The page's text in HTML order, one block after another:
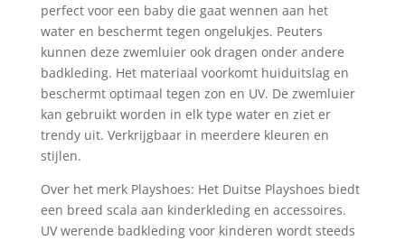
perfect voor een baby die gaat wennen aan het
water en beschermt tegen ongelukjes. Peuters
kunnen deze zwemluier ook dragen onder andere
badkleding. Het materiaal voorkomt huiduitslag en
beschermt optimaal tegen zon en UV. De zwemluier
kan gebruikt worden in elk type water en ziet er
trendy uit. Verkrijgbaar in meerdere kleuren en
stijlen.
Over het merk Playshoes: Het Duitse Playshoes biedt
een breed scala aan kinderkleding en accessoires.
UV werende badkleding voor kinderen wordt steeds